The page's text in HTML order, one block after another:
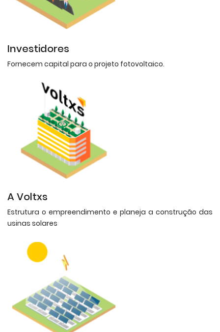
Investidores
Fornecem capital para o projeto fotovoltaico.
A Voltxs
Estrutura o empreendimento e planeja a construção das
usinas solares